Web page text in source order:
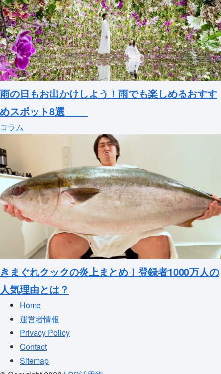
雨の日もお出かけしよう！雨でも楽しめるおすす
めスポット8選
コラム
きまぐれクックの炎上まとめ！登録者1000万人の
人気理由とは？
Home
運営者情報
Privacy Policy
Contact
Sitemap